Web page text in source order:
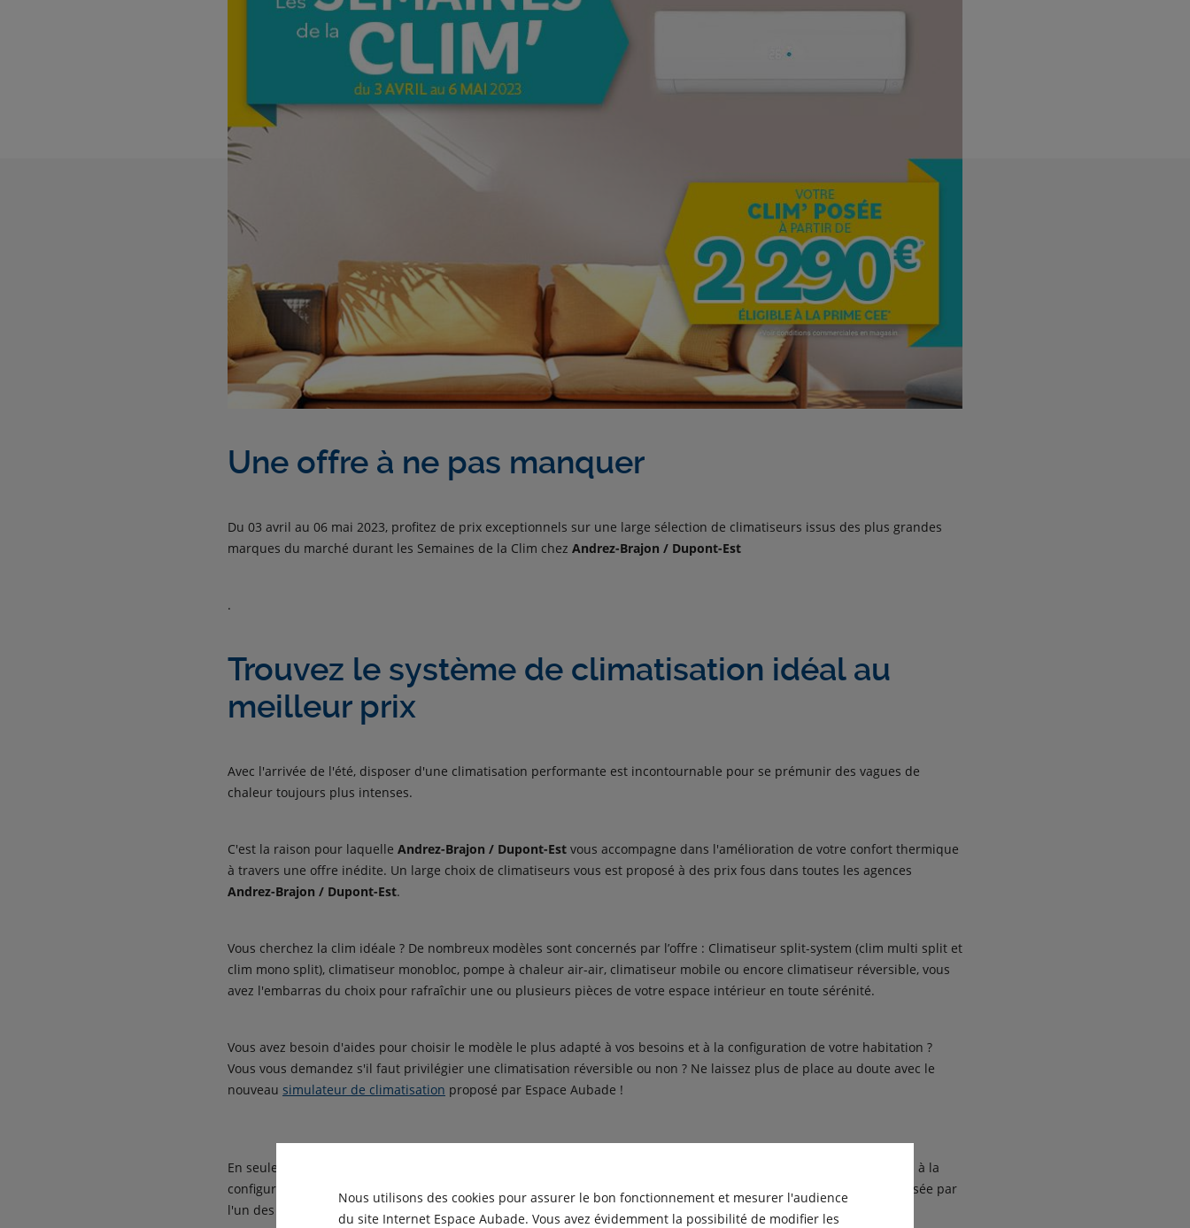
Une offre à ne pas manquer
Du 03 avril au 06 mai 2023, profitez de prix exceptionnels sur une large sélection de climatiseurs issus des plus grandes
marques du marché durant les Semaines de la Clim chez Andrez-Brajon / Dupont-Est
.
Trouvez le système de climatisation idéal au
meilleur prix
Avec l'arrivée de l'été, disposer d'une climatisation performante est incontournable pour se prémunir des vagues de
chaleur toujours plus intenses.
C'est la raison pour laquelle Andrez-Brajon / Dupont-Est vous accompagne dans l'amélioration de votre confort thermique
à travers une offre inédite. Un large choix de climatiseurs vous est proposé à des prix fous dans toutes les agences
Andrez-Brajon / Dupont-Est.
Vous cherchez la clim idéale ? De nombreux modèles sont concernés par l’offre : Climatiseur split-system (clim multi split et
clim mono split), climatiseur monobloc, pompe à chaleur air-air, climatiseur mobile ou encore climatiseur réversible, vous
avez l'embarras du choix pour rafraîchir une ou plusieurs pièces de votre espace intérieur en toute sérénité.
Vous avez besoin d'aides pour choisir le modèle le plus adapté à vos besoins et à la configuration de votre habitation ?
Vous vous demandez s'il faut privilégier une climatisation réversible ou non ? Ne laissez plus de place au doute avec le
nouveau simulateur de climatisation proposé par Espace Aubade !
En seulement quelques clics, cet outil intuitif en ligne vous aidera à comparer les différentes installations adaptées à la
configuration de votre logement, et ce, en vous donnant une estimation du coût quant au matériel et à la pose réalisée par
l'un des artisans du réseau Pros Aubade !
Nous utilisons des cookies pour assurer le bon fonctionnement et mesurer l'audience
du site Internet Espace Aubade. Vous avez évidemment la possibilité de modifier les